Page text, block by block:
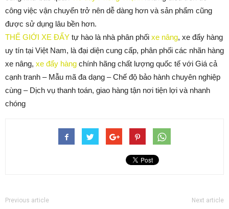
công việc vận chuyển trở nên dễ dàng hơn và sản phẩm cũng
được sử dụng lâu bền hơn.
THẾ GIỚI XE ĐẨY tự hào là nhà phân phối xe nâng, xe đẩy hàng
uy tín tại Việt Nam, là đại diện cung cấp, phân phối các nhãn hàng
xe nâng, xe đẩy hàng chính hãng chất lượng quốc tế với Giá cả
cạnh tranh – Mẫu mã đa dạng – Chế độ bảo hành chuyên nghiệp
cùng – Dịch vụ thanh toán, giao hàng tận nơi tiện lợi và nhanh
chóng
Previous article Next article